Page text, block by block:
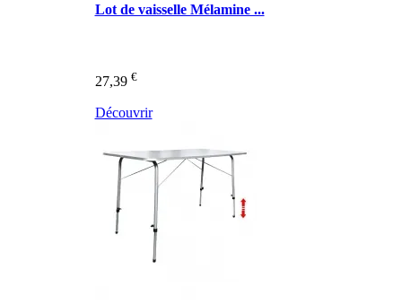
Lot de vaisselle Mélamine ...
27,39 €
Découvrir